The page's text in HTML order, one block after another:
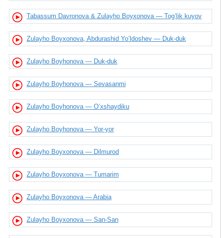
Tabassum Davronova & Zulayho Boyxonova — Tog’lik kuyov
Zulayho Boyxonova, Abdurashid Yo’ldoshev — Duk-duk
Zulayho Boyhonova — Duk-duk
Zulayho Boyhonova — Sevasanmi
Zulayho Boyhonova — O’xshaydiku
Zulayho Boyhonova — Yor-yor
Zulayho Boyxonova — Dilmurod
Zulayho Boyxonova — Tumarim
Zulayho Boyxonova — Arabia
Zulayho Boyxonova — San-San